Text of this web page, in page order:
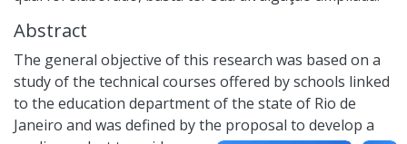
Abstract
The general objective of this research was based on a
study of the technical courses offered by schools linked
to the education department of the state of Rio de
Janeiro and was defined by the proposal to develop a